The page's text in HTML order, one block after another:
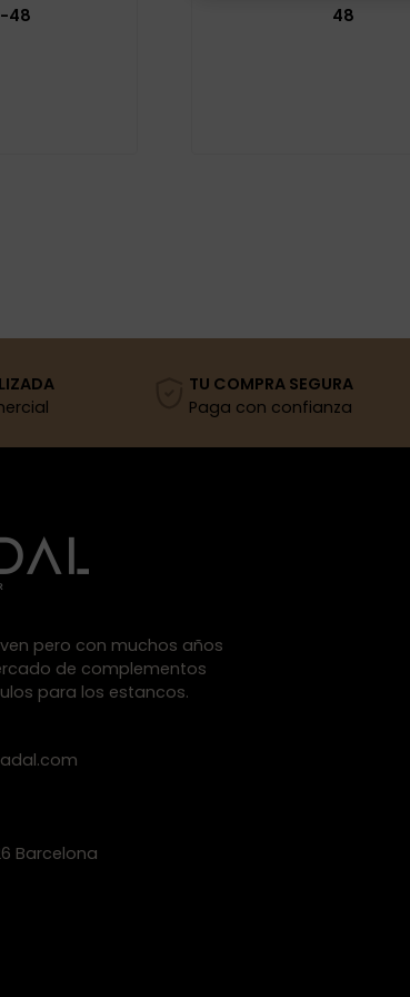
48
48
TU COMPRA SEGURA
Paga con confianza
pero con muchos años
de complementos
para los estancos.
Barcelona